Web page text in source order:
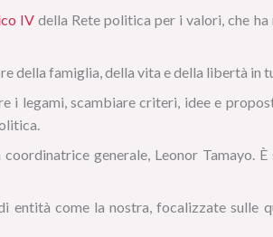
IVdella Rete politica per i valori, che
della famiglia, della vita e della libertà in
i legami, scambiare criteri, idee e
generale, Leonor Tamayo. È
come la nostra, focalizzate sulle